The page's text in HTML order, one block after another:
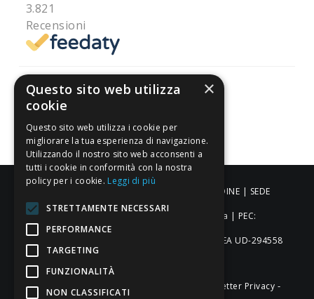
3.821
Recensioni
Pagamenti sicuri
Newsletter Privacy -
ALDIGIÙ S.R.L. | Via Cortazzis 15 33100 - UDINE | SEDE
OPERATIVA: Via del Progresso 3 - Padova | PEC:
aldigiusrl@pec.it | C.F. e P.IVA 02873920306 REA UD-294558
Capitale sociale: € 27.086,97
×
Questo sito web utilizza
cookie
Questo sito web utilizza i cookie per
migliorare la tua esperienza di navigazione.
Utilizzando il nostro sito web acconsenti a
tutti i cookie in conformità con la nostra
policy per i cookie. Leggi di più
STRETTAMENTE NECESSARI
PERFORMANCE
TARGETING
FUNZIONALITÀ
NON CLASSIFICATI